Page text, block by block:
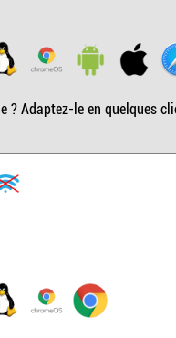
? Adaptez-le en quelques